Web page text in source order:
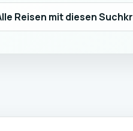
Reisen mit diesen